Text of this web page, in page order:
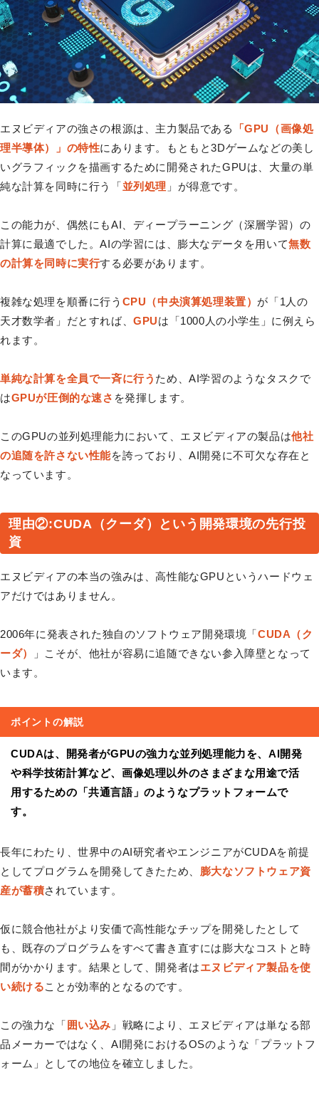
エヌビディアの強さの根源は、主力製品である
「GPU（画像処
理半導体）」の特性にあります。もともと3Dゲームなどの美し
いグラフィックを描画するために開発されたGPUは、大量の単
純な計算を同時に行う「並列処理 」が得意です。
この能力が、偶然にもAI、ディープラーニング（深層学習）の
計算に最適でした。AIの学習には、膨大なデータを用いて無数
の計算を同時に実行する必要があります。
複雑な処理を順番に行う CPU（中央演算処理装置） が「1人の
天才数学者」だとすれば、GPUは「1000人の小学生」に例えら
れます。
単純な計算を全員で一斉に行う ため、AI学習のようなタスクで
はGPUが圧倒的な速さ を発揮します。
このGPUの並列処理能力において、エヌビディアの製品は他社
の追随を許さない性能を誇っており、AI開発に不可欠な存在と
なっています。
理由②:CUDA（クーダ）という開発環境の先行投
資
エヌビディアの本当の強みは、高性能なGPUというハードウェ
アだけではありません。
2006年に発表された独自のソフトウェア開発環境「CUDA（ク
ーダ）
」こそが、他社が容易に追随できない参入障壁となって
います。
ポイントの解説
CUDAは、開発者がGPUの強力な並列処理能力を、AI開発
や科学技術計算など、画像処理以外のさまざまな用途で活
用するための「共通言語」のようなプラットフォームで
す。
長年にわたり、世界中のAI研究者やエンジニアがCUDAを前提
としてプログラムを開発してきたため、 膨大なソフトウェア資
産が蓄積されています。
仮に競合他社がより安価で高性能なチップを開発したとして
も、既存のプログラムをすべて書き直すには膨大なコストと時
間がかかります。結果として、開発者はエヌビディア製品を使
い続けることが効率的となるのです。
この強力な「 囲い込み 」戦略により、エヌビディアは単なる部
品メーカーではなく、AI開発におけるOSのような「プラットフ
ォーム」としての地位を確立しました。